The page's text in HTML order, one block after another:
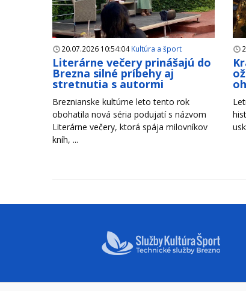
20.07.2026 10:54:04Kultúra a šport
Literárne večery prinášajú do
Brezna silné príbehy aj
stretnutia s autormi
Breznianske kultúrne leto tento rok
obohatila nová séria podujatí s názvom
Literárne večery, ktorá spája milovníkov
kníh, ...